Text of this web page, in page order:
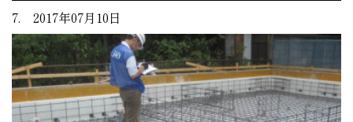
7. 2017年07月10日